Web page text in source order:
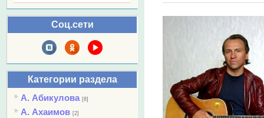
Соц.сети
Категории раздела
А. Абикулова [8]
А. Ахаимов [2]